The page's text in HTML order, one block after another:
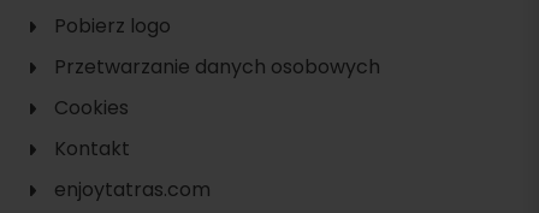
Pobierz logo
Przetwarzanie danych osobowych
Cookies
Kontakt
enjoytatras.com